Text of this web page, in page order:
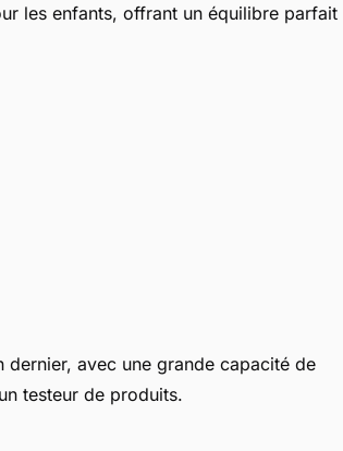
les enfants, offrant un équilibre parfait
avec une grande capacité de
testeur de produits.